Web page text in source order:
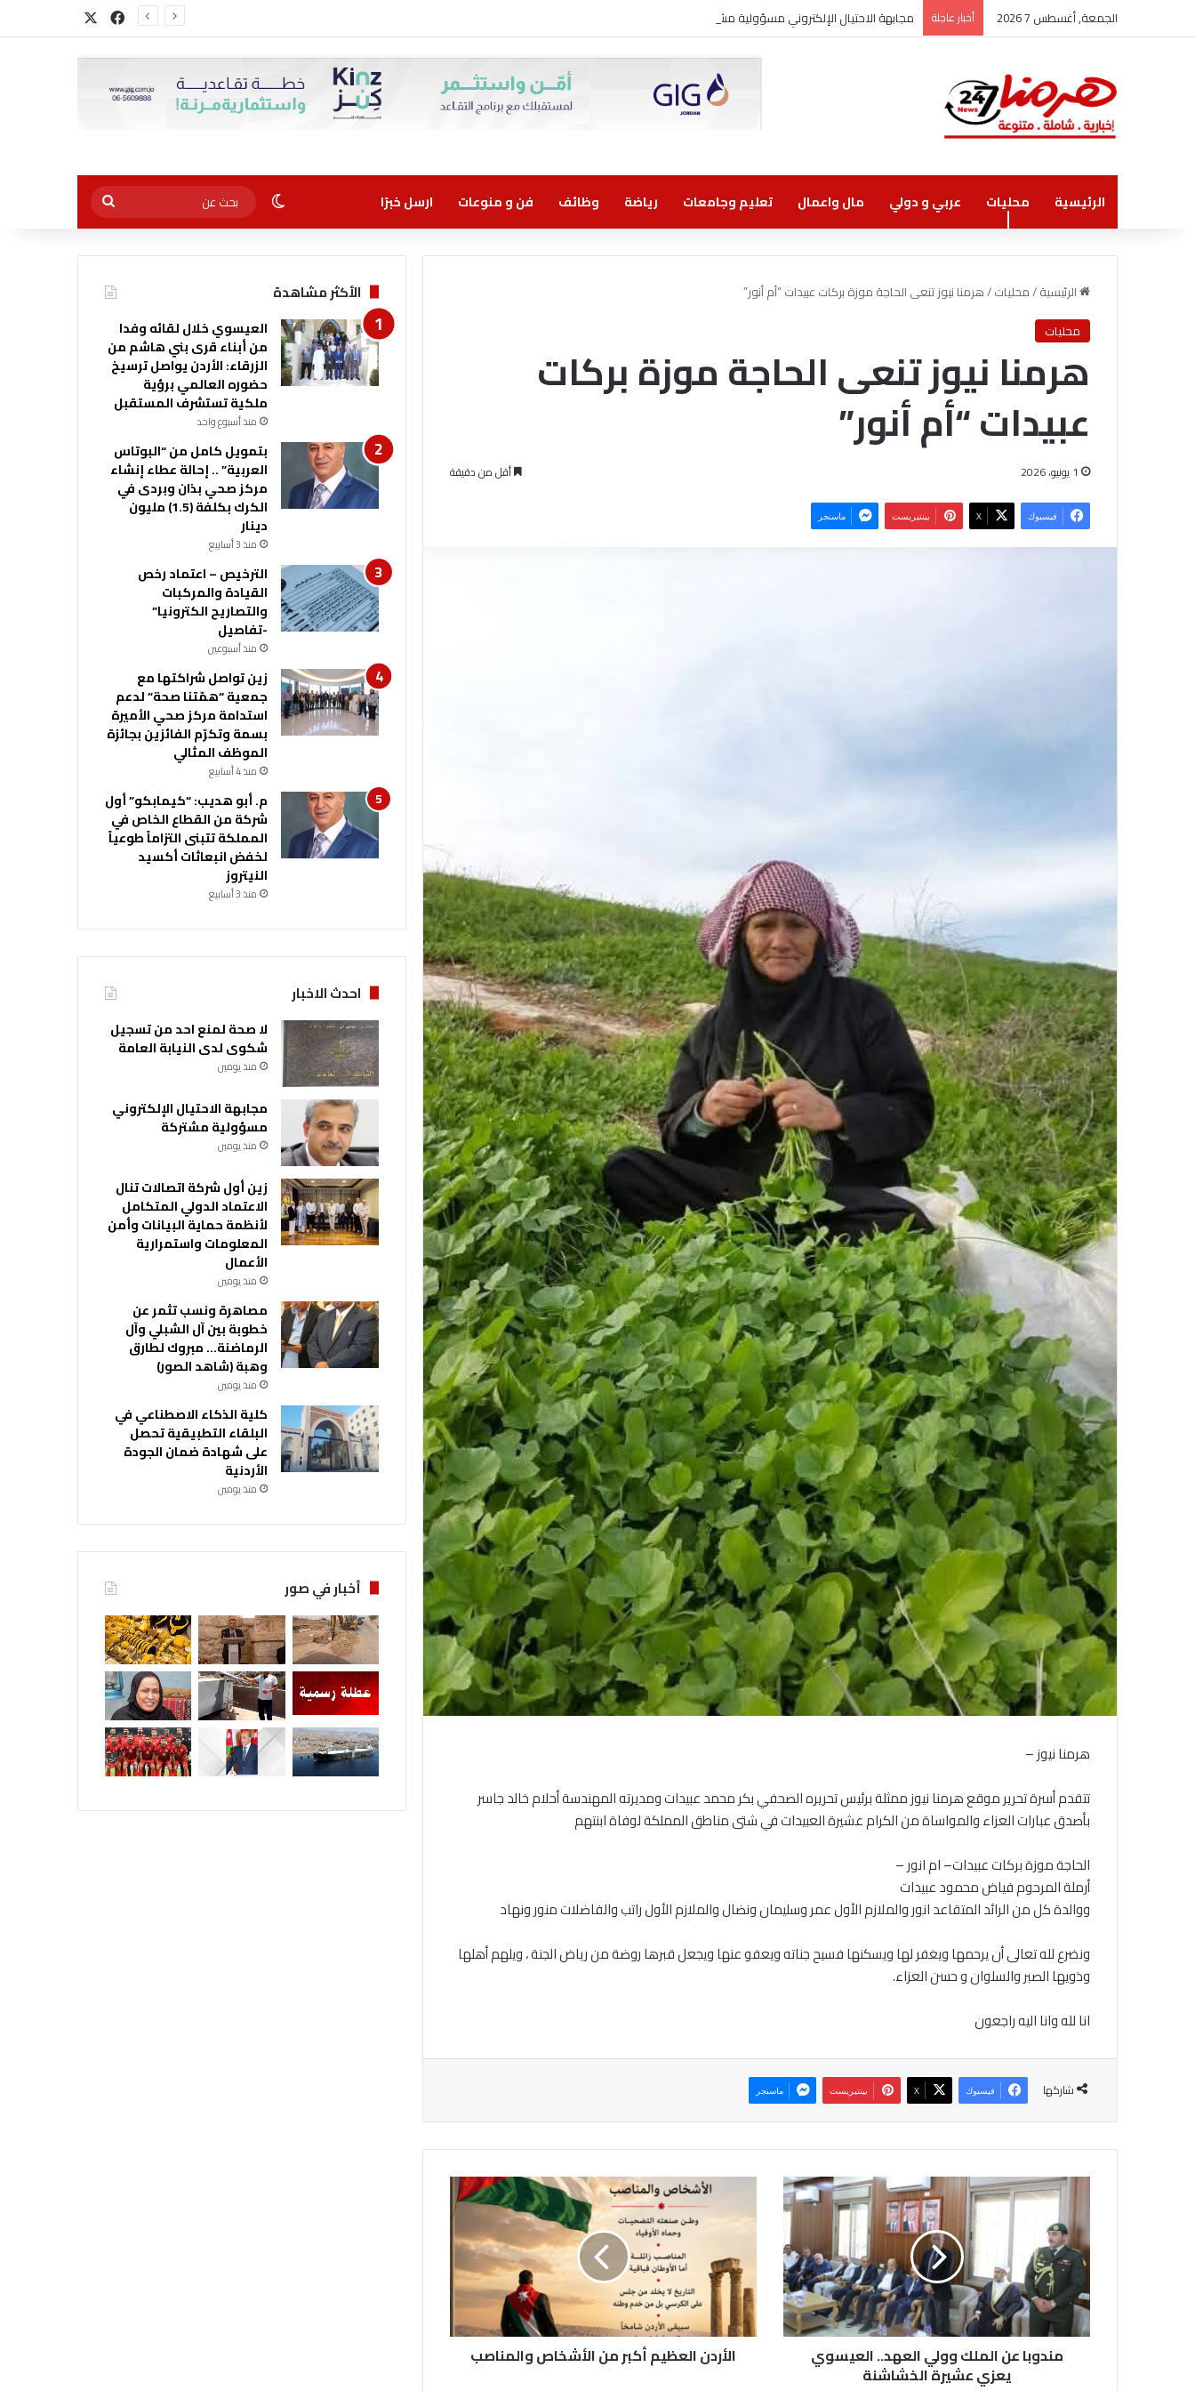
الجمعة, أغسطس 7 2026 أخبار عاجلة مجابهة الاحتيال الإلكتروني مسؤولية مشتركة فيسبوك
الرئيسية محليات عربي و دولي مال واعمال تعليم وجامعات رياضة وظائف فن و منوعات ارسل خبرًا الوضع المظلم
بحث
عن
الرئيسية/محليات/هرمنا نيوز تنعى الحاجة موزة بركات عبيدات “أم أنور”
محليات
هرمنا نيوز تنعى الحاجة موزة بركات
عبيدات “أم أنور”
1 يونيو، 2026 أقل من دقيقة
فيسبوك ‫X بينتيريست ماسنجر
هرمنا نيوز –
تتقدم أسرة تحرير موقع هرمنا نيوز ممثلة برئيس تحريره الصحفي بكر محمد عبيدات ومديرته المهندسة أحلام خالد جاسر
بأصدق عبارات العزاء والمواساة من الكرام عشيرة العبيدات في شتى مناطق المملكة لوفاة ابنتهم
الحاجة موزة بركات عبيدات– ام انور –
أرملة المرحوم فياض محمود عبيدات
ووالدة كل من الرائد المتقاعد انور والملازم الأول عمر وسليمان ونضال والملازم الأول راتب والفاضلات منور ونهاد
ونضرع لله تعالى أن يرحمها ويغفر لها ويسكنها فسيح جناته ويعفو عنها ويجعل قبرها روضة من رياض الجنة ، ويلهم أهلها
وذويها الصبر والسلوان و حسن العزاء.
انا لله وانا اليه راجعون
شاركها فيسبوك ‫X بينتيريست ماسنجر
د
و
ع
ن
ا
مندوبا عن الملك وولي العهد.. العيسوي
يعزي عشيرة الخشاشنة
أ
ا
ل
ع
الأردن العظيم أكبر من الأشخاص والمناصب
الأكثر مشاهدة
العيسوي خلال لقائه وفدا
من أبناء قرى بني هاشم من
الزرقاء: الأردن يواصل ترسيخ
حضوره العالمي برؤية
ملكية تستشرف المستقبل
منذ أسبوع واحد
بتمويل كامل من “البوتاس
العربية” .. إحالة عطاء إنشاء
مركز صحي بذان وبردى في
الكرك بكلفة (1.5) مليون
دينار
منذ 3 أسابيع
الترخيص – اعتماد رخص
القيادة والمركبات
والتصاريح الكترونيا”
-تفاصيل
منذ أسبوعين
زين تواصل شراكتها مع
جمعية “همّتنا صحة” لدعم
استدامة مركز صحي الأميرة
بسمة وتكرّم الفائزين بجائزة
الموظف المثالي
منذ 4 أسابيع
م. أبو هديب: “كيمابكو” أول
شركة من القطاع الخاص في
المملكة تتبنى التزاماً طوعياً
لخفض انبعاثات أكسيد
النيتروز
منذ 3 أسابيع
احدث الاخبار
لا صحة لمنع احد من تسجيل
شكوى لدى النيابة العامة
منذ يومين
مجابهة الاحتيال الإلكتروني
مسؤولية مشتركة
منذ يومين
زين أول شركة اتصالات تنال
الاعتماد الدولي المتكامل
لأنظمة حماية البيانات وأمن
المعلومات واستمرارية
الأعمال
منذ يومين
مصاهرة ونسب تثمر عن
خطوبة بين آل الشبلي وآل
الرماضنة… مبروك لطارق
وهبة (شاهد الصور)
منذ يومين
كلية الذكاء الاصطناعي في
البلقاء التطبيقية تحصل
على شهادة ضمان الجودة
الأردنية
منذ يومين
أخبار في صور